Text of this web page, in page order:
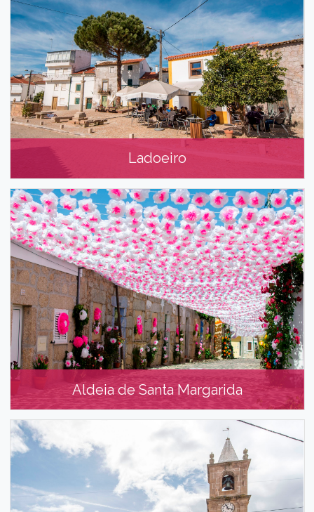
Ladoeiro
Ladoeiro
Aldeia de Santa Margarida
Aldeia de Santa Margarida